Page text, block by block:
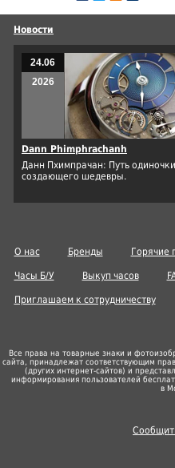
Новости
24.06
2026
Dann Phimphrachanh
Данн Пхимпрачан: Путь
создающего шедевры.
О нас Бренды Горячие
Часы Б/У Выкуп часов
Приглашаем к сотрудничеству
Все права на товарные знаки и
сайта, принадлежат соответствующим
(других интернет-сайтов) и
информирования пользователей
в